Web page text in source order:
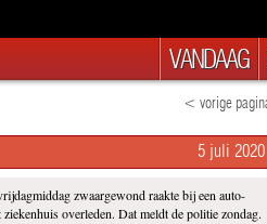
VANDAAG
< vorige
5 juli 2020
zwaargewond raakte bij een auto-
overleden. Dat meldt de politie zondag.